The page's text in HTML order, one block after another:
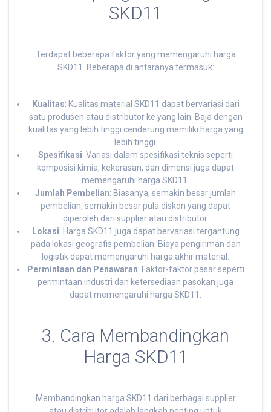
SKD11
Terdapat beberapa faktor yang memengaruhi harga
SKD11. Beberapa di antaranya termasuk:
Kualitas: Kualitas material SKD11 dapat bervariasi dari
satu produsen atau distributor ke yang lain. Baja dengan
kualitas yang lebih tinggi cenderung memiliki harga yang
lebih tinggi.
Spesifikasi: Variasi dalam spesifikasi teknis seperti
komposisi kimia, kekerasan, dan dimensi juga dapat
memengaruhi harga SKD11.
Jumlah Pembelian: Biasanya, semakin besar jumlah
pembelian, semakin besar pula diskon yang dapat
diperoleh dari supplier atau distributor.
Lokasi: Harga SKD11 juga dapat bervariasi tergantung
pada lokasi geografis pembelian. Biaya pengiriman dan
logistik dapat memengaruhi harga akhir material.
Permintaan dan Penawaran: Faktor-faktor pasar seperti
permintaan industri dan ketersediaan pasokan juga
dapat memengaruhi harga SKD11.
3. Cara Membandingkan
Harga SKD11
Membandingkan harga SKD11 dari berbagai supplier